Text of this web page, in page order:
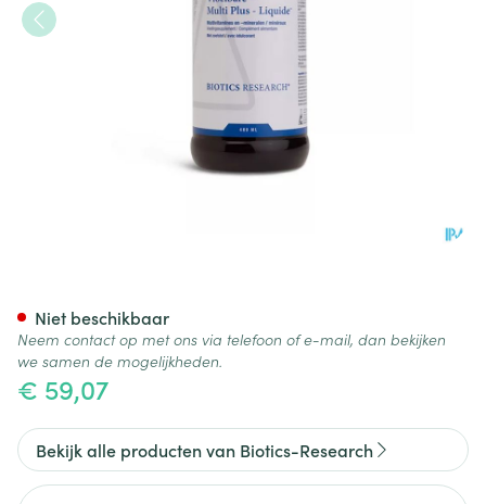
€ 59,07
Niet beschikbaar
Neem contact op met ons via telefoon of e-mail, dan bekijken
we samen de mogelijkheden.
Bekijk alle producten van Biotics-Research